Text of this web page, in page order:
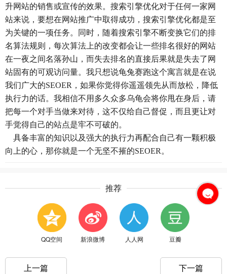
升网站的销售或宣传的效果。搜索引擎优化对于任何一家网
站来说，要想在网站推广中取得成功，搜索引擎优化都是至
为关键的一项任务。同时，随着搜索引擎不断变换它们的排
名算法规则，每次算法上的改变都会让一些排名很好的网站
在一夜之间名落孙山，而失去排名的直接后果就是失去了网
站固有的可观访问量。我只想说龟兔赛跑这个寓言就是在说
我们广大的SEOER，如果你觉得你遥遥领先从而放松，降低
执行力的话。我相信不用多久众多乌龟会将你甩在身后，请
把每一个对手当做来对待，这不仅给自己督促，而且更让对
手觉得自己的站点是牢不可破的。
具备丰富的知识以及强大的执行力再配合自己有一颗积极
向上的心，那你就是一个无坚不摧的SEOER。
推荐
QQ空间 新浪微博 人人网 豆瓣
上一篇 下一篇